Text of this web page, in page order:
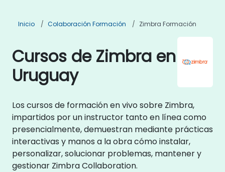
Inicio Colaboración Formación Zimbra Formación
Cursos de Zimbra en
Uruguay
Los cursos de formación en vivo sobre Zimbra,
impartidos por un instructor tanto en línea como
presencialmente, demuestran mediante prácticas
interactivas y manos a la obra cómo instalar,
personalizar, solucionar problemas, mantener y
gestionar Zimbra Collaboration.